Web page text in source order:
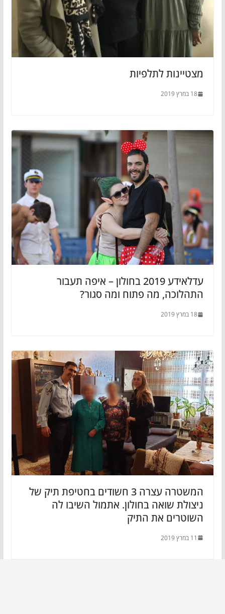
מצטיינות לתלפיות
18 במרץ 2019
עדלאידע 2019 בחולון – איפה תעבור
התהלוכה, מה פתוח ומה סגור?
18 במרץ 2019
המשטרה עצרה 3 חשודים בחטיפת תיק של
ניצולת שואה בחולון. אתמול השיבו לה
השוטרים את התיק
11 במרץ 2019